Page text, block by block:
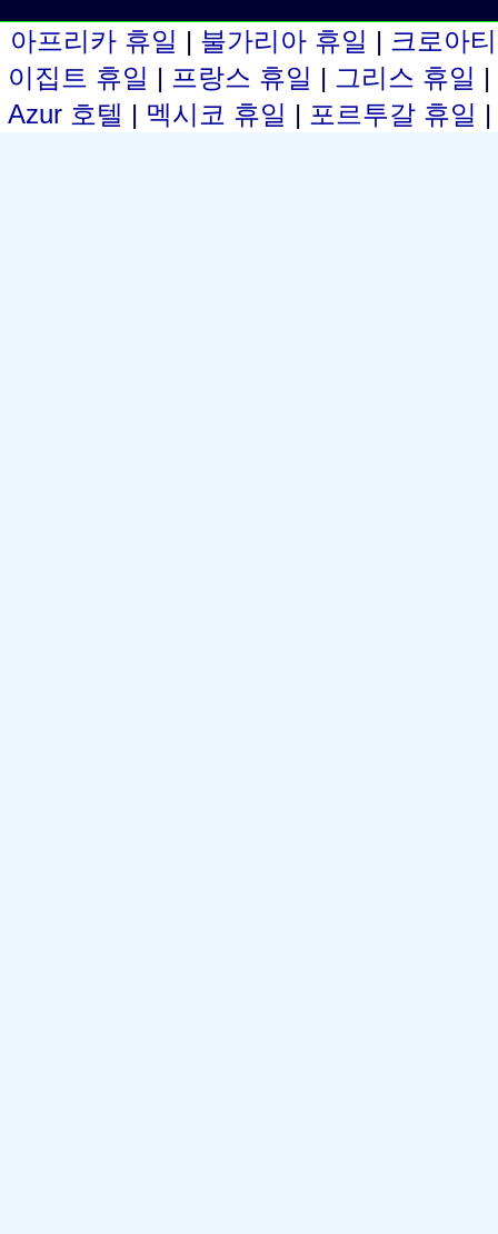
아프리카 휴일 | 불가리아 휴일 | 크로아
이집트 휴일 | 프랑스 휴일 | 그리스 휴일 |
Azur 호텔 | 멕시코 휴일 | 포르투갈 휴일 |